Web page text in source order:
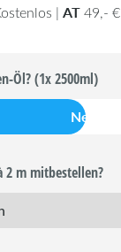
| AT49,- €
Öl? (1x 2500ml)
Nein
2 m mitbestellen?